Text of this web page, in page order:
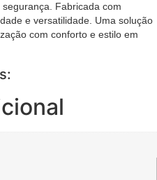
Fabricada com
e versatilidade. Uma solução
com conforto e estilo em